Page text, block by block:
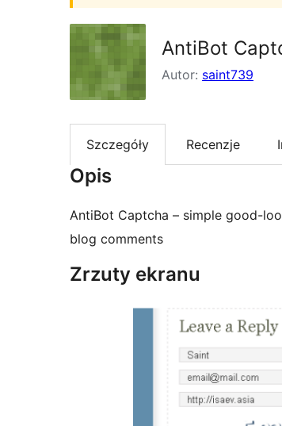
AntiBot
Autor: saint739
Szczegóły Recenzje
Opis
AntiBot Captcha – simple good-
blog comments
Zrzuty ekranu